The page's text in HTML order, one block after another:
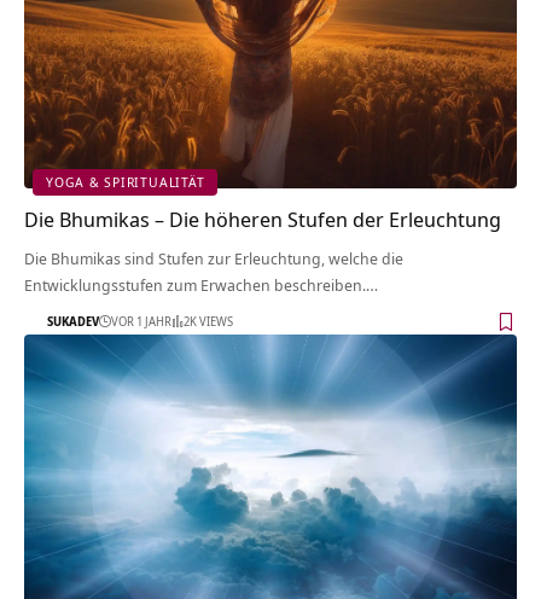
YOGA & SPIRITUALITÄT
Die Bhumikas – Die höheren Stufen der Erleuchtung
Die Bhumikas sind Stufen zur Erleuchtung, welche die
Entwicklungsstufen zum Erwachen beschreiben.…
SUKADEV VOR 1 JAHR 2K VIEWS